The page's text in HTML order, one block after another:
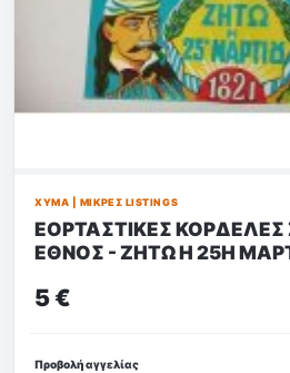
ΧΎΜΑ | ΜΙΚΡΈΣ LISTINGS
ΕΟΡΤΑΣΤΙΚΕΣ ΚΟΡΔΕΛΕΣ
ΕΘΝΟΣ - ΖΗΤΩ Η 25Η
5 €
Προβολή αγγελίας